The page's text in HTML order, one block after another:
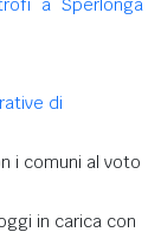
a Sperlonga
di
i comuni al voto
in carica con